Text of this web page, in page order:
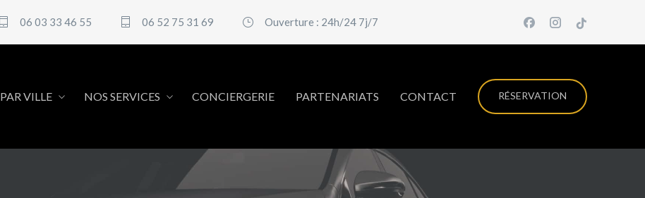
06 03 33 46 55 06 52 75 31 69 Ouverture : 24h/24 7j/7
PAR VILLE NOS SERVICES CONCIERGERIE PARTENARIATS CONTACT RÉSERVATION